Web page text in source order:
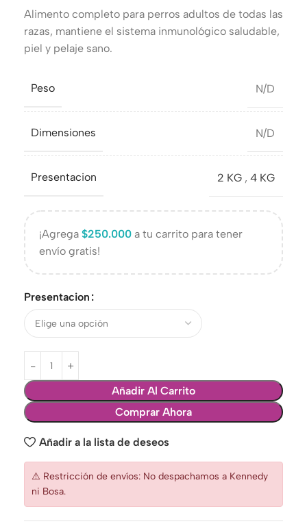
Alimento completo para perros adultos de todas las
razas, mantiene el sistema inmunológico saludable,
piel y pelaje sano.
Peso N/D
Dimensiones N/D
Presentacion 2 KG , 4 KG
¡Agrega $250.000 a tu carrito para tener
envío gratis!
Presentacion
Añadir Al Carrito
Comprar Ahora
Añadir a la lista de deseos
⚠️ Restricción de envíos: No despachamos a Kennedy
ni Bosa.